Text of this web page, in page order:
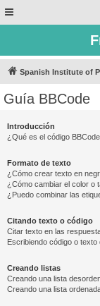
Spanish Institute of
Guía BBCode
Introducción
¿Qué es el código
Formato de texto
¿Cómo crear texto en
¿Cómo cambiar el color o
¿Puedo combinar las
Citando texto o código
Citar texto en las
Escribiendo código o texto
Creando listas
Creando una lista
Creando una lista